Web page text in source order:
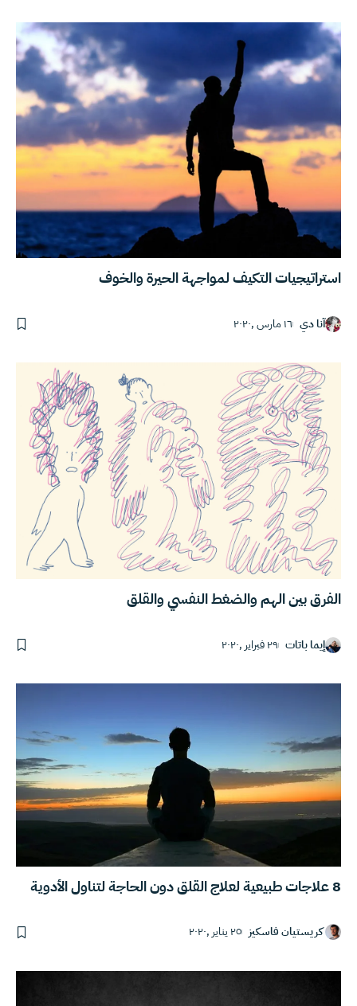
استراتيجيات التكيف لمواجهة الحيرة والخوف
آنا دي ١٦ مارس ,٢٠٢٠
الفرق بين الهم والضغط النفسي والقلق
إيما باتات ٢٩ فبراير ,٢٠٢٠
8 علاجات طبيعية لعلاج القلق دون الحاجة لتناول الأدوية
كريستيان فاسكيز ٢٥ يناير ,٢٠٢٠